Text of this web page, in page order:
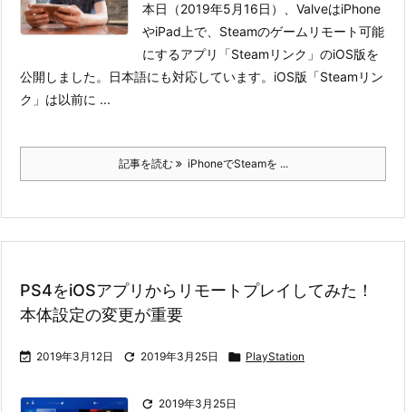
本日（2019年5月16日）、ValveはiPhone
やiPad上で、Steamのゲームリモート可能
にするアプリ「Steamリンク」のiOS版を
公開しました。日本語にも対応しています。 iOS版「Steamリン
ク」は以前に ...
記事を読む iPhoneでSteamを ...
PS4をiOSアプリからリモートプレイしてみた！
本体設定の変更が重要
 2019年3月12日  2019年3月25日  PlayStation
 2019年3月25日